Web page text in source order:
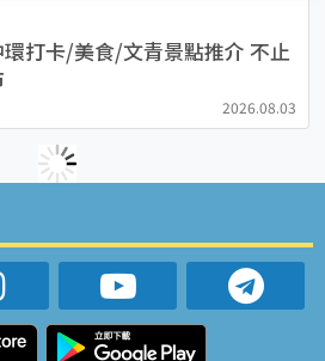
打卡/美食/文青景點推介 不止
2026.08.03